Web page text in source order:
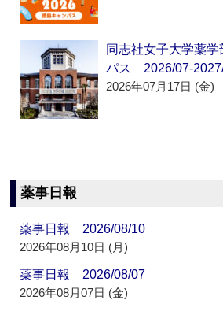
同志社女子大学薬
パス 2026/07-
2026年07月17日 (金)
薬事日報
薬事日報 2026/08/10
2026年08月10日 (月)
薬事日報 2026/08/07
2026年08月07日 (金)